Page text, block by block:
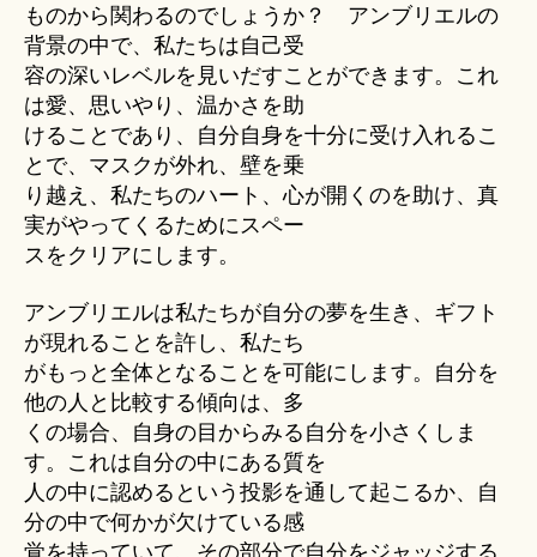
ものから関わるのでしょうか？ アンブリエルの
背景の中で、私たちは自己受
容の深いレベルを見いだすことができます。これ
は愛、思いやり、温かさを助
けることであり、自分自身を十分に受け入れるこ
とで、マスクが外れ、壁を乗
り越え、私たちのハート、心が開くのを助け、真
実がやってくるためにスペー
スをクリアにします。
アンブリエルは私たちが自分の夢を生き、ギフト
が現れることを許し、私たち
がもっと全体となることを可能にします。自分を
他の人と比較する傾向は、多
くの場合、自身の目からみる自分を小さくしま
す。これは自分の中にある質を
人の中に認めるという投影を通して起こるか、自
分の中で何かが欠けている感
覚を持っていて、その部分で自分をジャッジする